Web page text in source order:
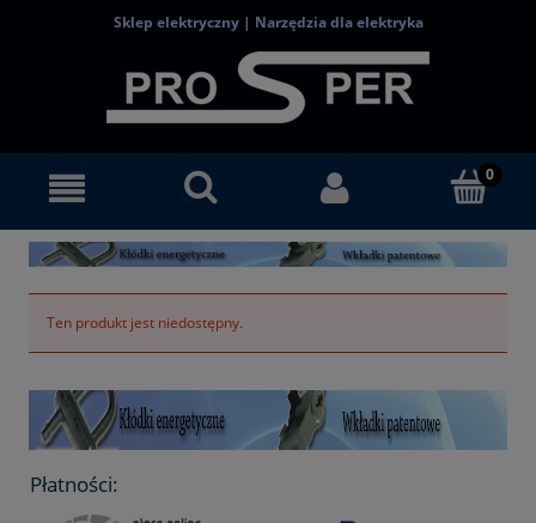
Sklep elektryczny | Narzędzia dla elektryka
Ten produkt jest niedostępny.
Płatności: